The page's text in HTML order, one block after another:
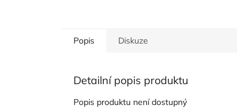
Popis Diskuze
Detailní popis produktu
Popis produktu není dostupný